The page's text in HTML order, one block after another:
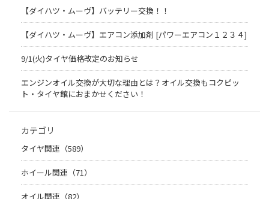
【ダイハツ・ムーヴ】バッテリー交換！！
【ダイハツ・ムーヴ】エアコン添加剤 [パワーエアコン１２３４]
9/1(火)タイヤ価格改定のお知らせ
エンジンオイル交換が大切な理由とは？オイル交換もコクピッ
ト・タイヤ館におまかせください！
カテゴリ
タイヤ関連（589）
ホイール関連（71）
オイル関連（82）